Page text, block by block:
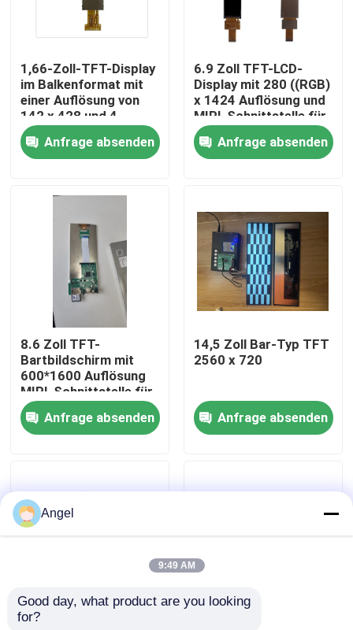
Produkte
Videos
VR-Show
Über uns
Fabrik-Ausflug
Treten Sie mit uns in Verbindung
Fordern Sie ein Zitat
Anzeige LCD TFT
1,66-Zoll-TFT-Display
im Balkenformat mit
einer Auflösung von
142 x 428 und 4-
Draht-SPI-
Schnittstelle zum
Ansteuern des IC
Anfrage absenden
6.9 Zoll TFT-LCD-
Display mit 280 ((RGB)
x 1424 Auflösung und
MIPI-Schnittstelle für
industrielle
Verwendung
Anfrage absenden
8.6 Zoll TFT-
Bartbildschirm mit
600*1600 Auflösung
MIPI-Schnittstelle für
die Steuerung von IC
JD9365DA-H3
Anfrage absenden
14,5 Zoll Bar-Typ TFT
2560 x 720
Anfrage absenden
1,65 Zoll Bar-Typ
Angel
9:49 AM
Good day, what product are you looking
for?